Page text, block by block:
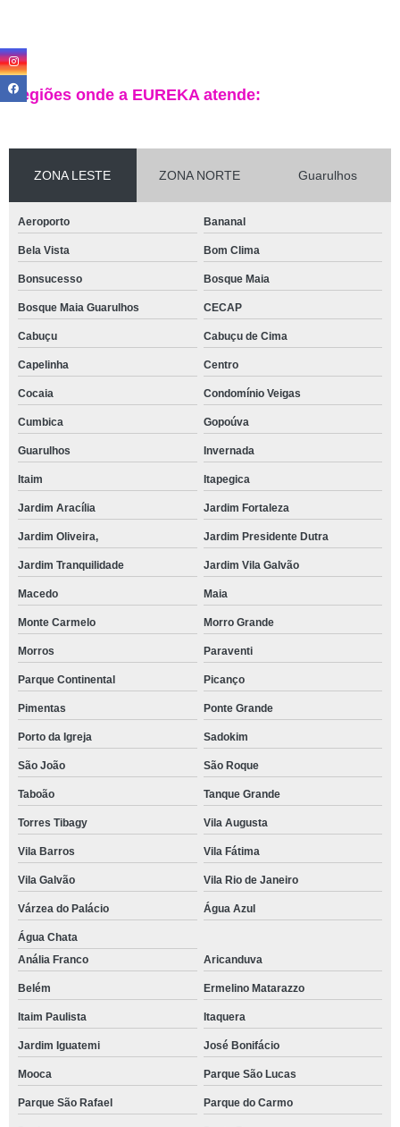
Regiões onde a EUREKA atende:
ZONA LESTE ZONA NORTE Guarulhos
Aeroporto Bananal
Bela Vista Bom Clima
Bonsucesso Bosque Maia
Bosque Maia Guarulhos CECAP
Cabuçu Cabuçu de Cima
Capelinha Centro
Cocaia Condomínio Veigas
Cumbica Gopoúva
Guarulhos Invernada
Itaim Itapegica
Jardim Aracília Jardim Fortaleza
Jardim Oliveira, Jardim Presidente Dutra
Jardim Tranquilidade Jardim Vila Galvão
Macedo Maia
Monte Carmelo Morro Grande
Morros Paraventi
Parque Continental Picanço
Pimentas Ponte Grande
Porto da Igreja Sadokim
São João São Roque
Taboão Tanque Grande
Torres Tibagy Vila Augusta
Vila Barros Vila Fátima
Vila Galvão Vila Rio de Janeiro
Várzea do Palácio Água Azul
Água Chata
Anália Franco
Aricanduva
Belém Ermelino Matarazzo
Itaim Paulista Itaquera
Jardim Iguatemi José Bonifácio
Mooca Parque São Lucas
Parque São Rafael Parque do Carmo